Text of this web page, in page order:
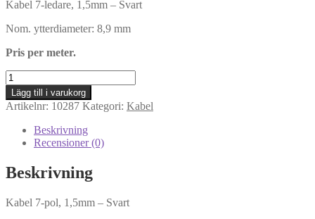
Kabel 7-ledare, 1,5mm – Svart
Nom. ytterdiameter: 8,9 mm
Pris per meter.
Kabel
7-
pol
1,5mm
Svart
mängd
Lägg till i varukorg
Artikelnr: 10287 Kategori: Kabel
Beskrivning
Recensioner (0)
Beskrivning
Kabel 7-pol, 1,5mm – Svart